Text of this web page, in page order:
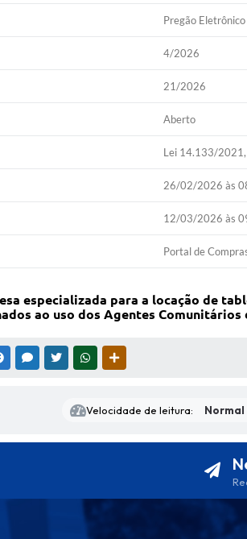
Pregão Eletrônico
4/2026
21/2026
Aberto
Lei 14.133/
26/02/2026 às
12/03/2026 às
Portal de
especializada para a locação de
ao uso dos Agentes
FACEBOOKMESSENGER
TWITTERWHATSAPP
Velocidade de leitura: